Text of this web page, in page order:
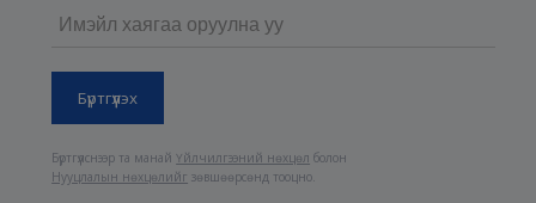
Бүртгүүлснээр та манайҮйлчилгээний нөхцөл болон
Нууцлалын нөхцөлийг зөвшөөрсөнд тооцно.